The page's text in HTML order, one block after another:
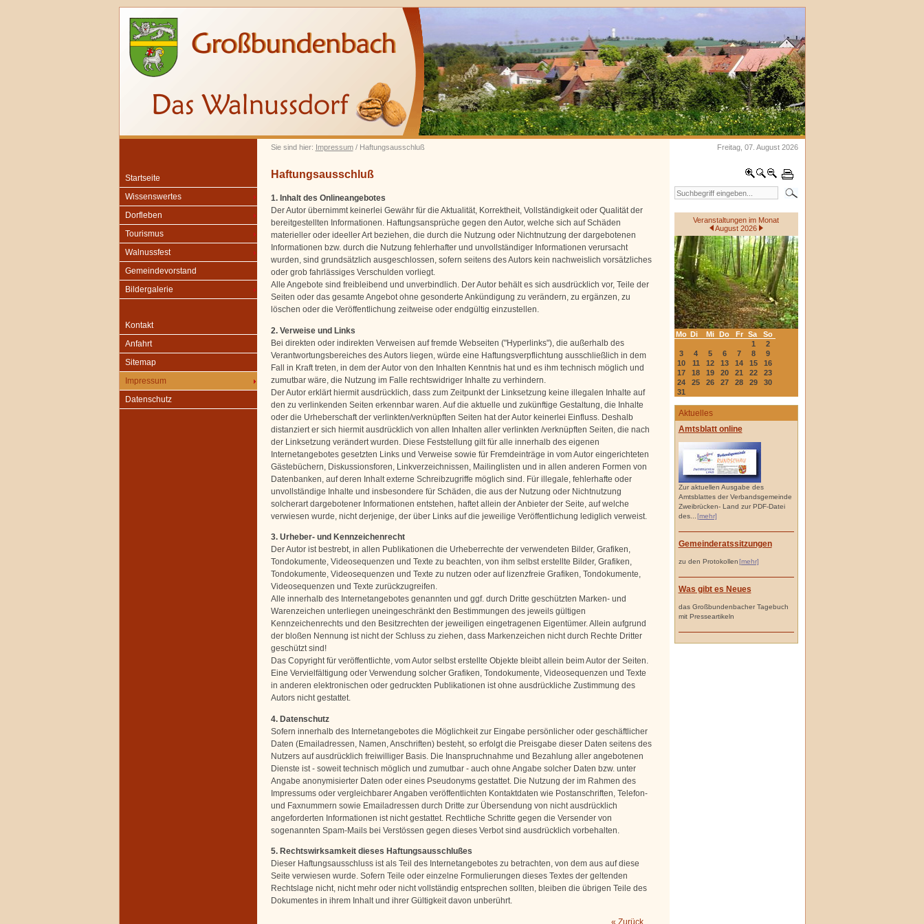
Sie sind hier: Impressum/ Haftungsausschluß Freitag, 07. August 2026
Startseite
Wissenswertes
Dorfleben
Tourismus
Walnussfest
Gemeindevorstand
Bildergalerie
Kontakt
Anfahrt
Sitemap
Impressum
Datenschutz
Veranstaltungen im Monat
August 2026
Mo Di Mi Do Fr Sa
So
1
2
3
4 5 6 7 8
9
10
11 12 13 14 15
16
17
18 19 20 21 22
23
24
25 26 27 28 29
30
31
Aktuelles
Amtsblatt online
Zur aktuellen Ausgabe des
Amtsblattes der Verbandsgemeinde
Zweibrücken- Land zur PDF-Datei
des...
[mehr]
Gemeinderatssitzungen
zu den Protokollen[mehr]
Was gibt es Neues
das Großbundenbacher Tagebuch
mit Presseartikeln
Haftungsausschluß
1. Inhalt des Onlineangebotes
Der Autor übernimmt keinerlei Gewähr für die Aktualität, Korrektheit, Vollständigkeit oder Qualität der
bereitgestellten Informationen. Haftungsansprüche gegen den Autor, welche sich auf Schäden
materieller oder ideeller Art beziehen, die durch die Nutzung oder Nichtnutzung der dargebotenen
Informationen bzw. durch die Nutzung fehlerhafter und unvollständiger Informationen verursacht
wurden, sind grundsätzlich ausgeschlossen, sofern seitens des Autors kein nachweislich vorsätzliches
oder grob fahrlässiges Verschulden vorliegt.
Alle Angebote sind freibleibend und unverbindlich. Der Autor behält es sich ausdrücklich vor, Teile der
Seiten oder das gesamte Angebot ohne gesonderte Ankündigung zu verändern, zu ergänzen, zu
löschen oder die Veröffentlichung zeitweise oder endgültig einzustellen.
2. Verweise und Links
Bei direkten oder indirekten Verweisen auf fremde Webseiten ("Hyperlinks"), die außerhalb des
Verantwortungsbereiches des Autors liegen, würde eine Haftungsverpflichtung ausschließlich in dem
Fall in Kraft treten, in dem der Autor von den Inhalten Kenntnis hat und es ihm technisch möglich und
zumutbar wäre, die Nutzung im Falle rechtswidriger Inhalte zu verhindern.
Der Autor erklärt hiermit ausdrücklich, dass zum Zeitpunkt der Linksetzung keine illegalen Inhalte auf
den zu verlinkenden Seiten erkennbar waren. Auf die aktuelle und zukünftige Gestaltung, die Inhalte
oder die Urheberschaft der verlinkten/verknüpften Seiten hat der Autor keinerlei Einfluss. Deshalb
distanziert er sich hiermit ausdrücklich von allen Inhalten aller verlinkten /verknüpften Seiten, die nach
der Linksetzung verändert wurden. Diese Feststellung gilt für alle innerhalb des eigenen
Internetangebotes gesetzten Links und Verweise sowie für Fremdeinträge in vom Autor eingerichteten
Gästebüchern, Diskussionsforen, Linkverzeichnissen, Mailinglisten und in allen anderen Formen von
Datenbanken, auf deren Inhalt externe Schreibzugriffe möglich sind. Für illegale, fehlerhafte oder
unvollständige Inhalte und insbesondere für Schäden, die aus der Nutzung oder Nichtnutzung
solcherart dargebotener Informationen entstehen, haftet allein der Anbieter der Seite, auf welche
verwiesen wurde, nicht derjenige, der über Links auf die jeweilige Veröffentlichung lediglich verweist.
3. Urheber- und Kennzeichenrecht
Der Autor ist bestrebt, in allen Publikationen die Urheberrechte der verwendeten Bilder, Grafiken,
Tondokumente, Videosequenzen und Texte zu beachten, von ihm selbst erstellte Bilder, Grafiken,
Tondokumente, Videosequenzen und Texte zu nutzen oder auf lizenzfreie Grafiken, Tondokumente,
Videosequenzen und Texte zurückzugreifen.
Alle innerhalb des Internetangebotes genannten und ggf. durch Dritte geschützten Marken- und
Warenzeichen unterliegen uneingeschränkt den Bestimmungen des jeweils gültigen
Kennzeichenrechts und den Besitzrechten der jeweiligen eingetragenen Eigentümer. Allein aufgrund
der bloßen Nennung ist nicht der Schluss zu ziehen, dass Markenzeichen nicht durch Rechte Dritter
geschützt sind!
Das Copyright für veröffentlichte, vom Autor selbst erstellte Objekte bleibt allein beim Autor der Seiten.
Eine Vervielfältigung oder Verwendung solcher Grafiken, Tondokumente, Videosequenzen und Texte
in anderen elektronischen oder gedruckten Publikationen ist ohne ausdrückliche Zustimmung des
Autors nicht gestattet.
4. Datenschutz
Sofern innerhalb des Internetangebotes die Möglichkeit zur Eingabe persönlicher oder geschäftlicher
Daten (Emailadressen, Namen, Anschriften) besteht, so erfolgt die Preisgabe dieser Daten seitens des
Nutzers auf ausdrücklich freiwilliger Basis. Die Inanspruchnahme und Bezahlung aller angebotenen
Dienste ist - soweit technisch möglich und zumutbar - auch ohne Angabe solcher Daten bzw. unter
Angabe anonymisierter Daten oder eines Pseudonyms gestattet. Die Nutzung der im Rahmen des
Impressums oder vergleichbarer Angaben veröffentlichten Kontaktdaten wie Postanschriften, Telefon-
und Faxnummern sowie Emailadressen durch Dritte zur Übersendung von nicht ausdrücklich
angeforderten Informationen ist nicht gestattet. Rechtliche Schritte gegen die Versender von
sogenannten Spam-Mails bei Verstössen gegen dieses Verbot sind ausdrücklich vorbehalten.
5. Rechtswirksamkeit dieses Haftungsausschlußes
Dieser Haftungsausschluss ist als Teil des Internetangebotes zu betrachten, von dem aus auf diese
Seite verwiesen wurde. Sofern Teile oder einzelne Formulierungen dieses Textes der geltenden
Rechtslage nicht, nicht mehr oder nicht vollständig entsprechen sollten, bleiben die übrigen Teile des
Dokumentes in ihrem Inhalt und ihrer Gültigkeit davon unberührt.
« Zurück